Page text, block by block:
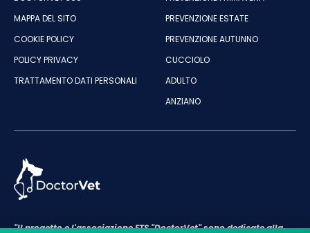
MAPPA DEL SITO
COOKIE POLICY
POLICY PRIVACY
TRATTAMENTO DATI PERSONALI
PREVENZIONE ESTATE
PREVENZIONE AUTUNNO
CUCCIOLO
ADULTO
ANZIANO
"Il progetto e l'associazione ETS "DoctorVet" sono dedicate alla